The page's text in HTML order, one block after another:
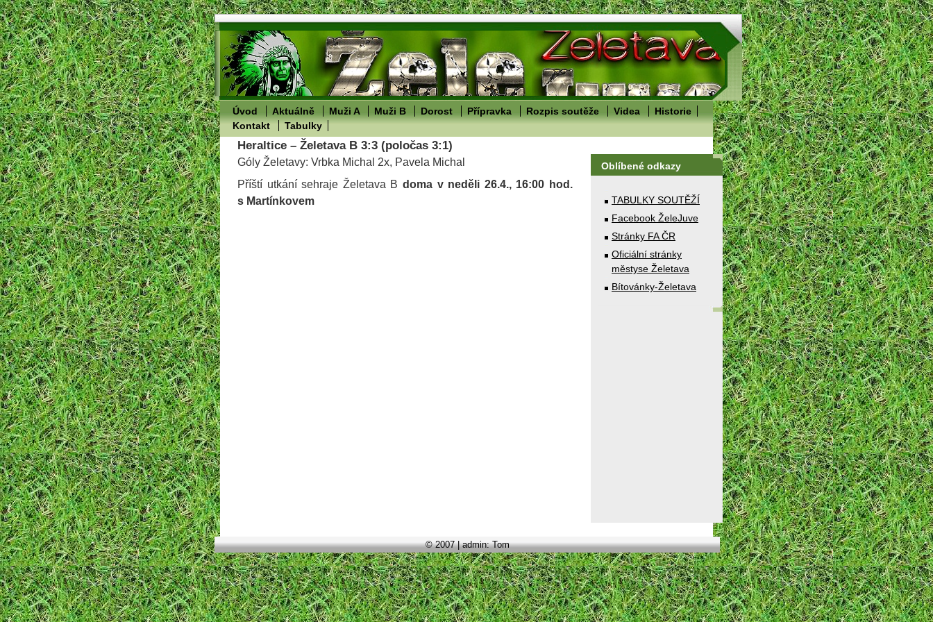
Úvod Aktuálně Muži A Muži B Dorost Přípravka Rozpis soutěže Videa
Historie
Kontakt
Tabulky
Oblíbené odkazy
TABULKY SOUTĚŽÍ
Facebook ŽeleJuve
Stránky FA ČR
Oficiální stránky
městyse Želetava
Bítovánky-Želetava
Heraltice – Želetava B 3:3 (poločas 3:1)
Góly Želetavy: Vrbka Michal 2x, Pavela Michal
Příští utkání sehraje Želetava B doma v neděli 26.4., 16:00 hod.
s Martínkovem
© 2007 | admin: Tom